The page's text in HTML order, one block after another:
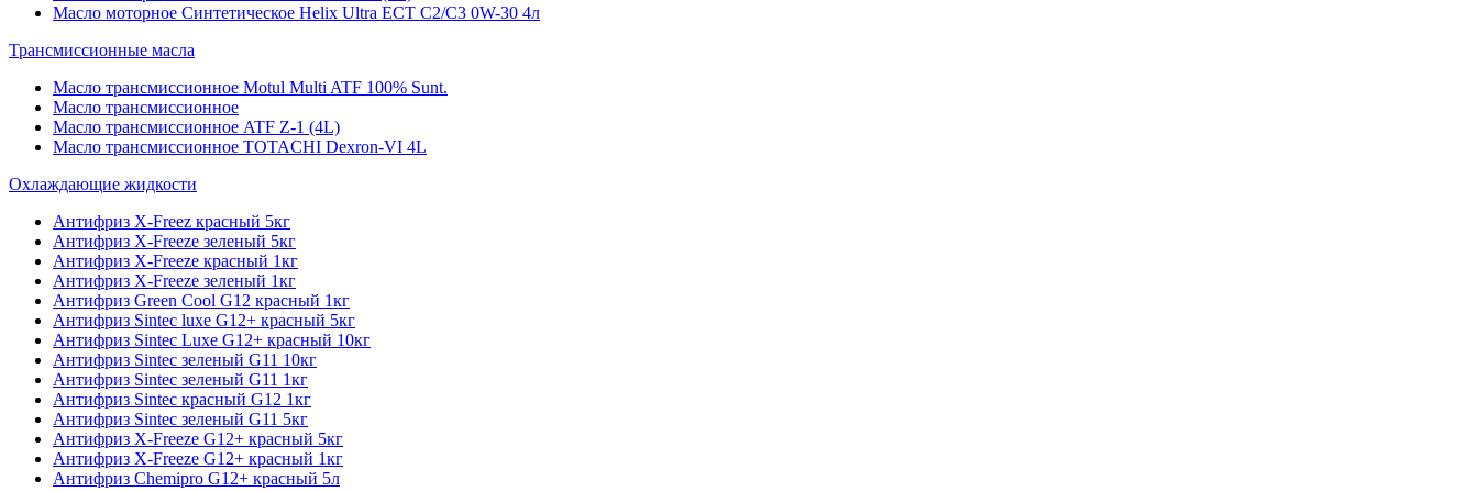
Масло моторное Синтетическое Helix Ultra ECT C2/C3 0W-30 4л
Трансмиссионные масла
Масло трансмиссионное Motul Multi ATF 100% Sunt.
Масло трансмиссионное
Масло трансмиссионное ATF Z-1 (4L)
Масло трансмиссионное TOTACHI Dexron-VI 4L
Охлаждающие жидкости
Антифриз X-Freez красный 5кг
Антифриз X-Freeze зеленый 5кг
Антифриз X-Freeze красный 1кг
Антифриз X-Freeze зеленый 1кг
Антифриз Green Cool G12 красный 1кг
Антифриз Sintec luxe G12+ красный 5кг
Антифриз Sintec Luxe G12+ красный 10кг
Антифриз Sintec зеленый G11 10кг
Антифриз Sintec зеленый G11 1кг
Антифриз Sintec красный G12 1кг
Антифриз Sintec зеленый G11 5кг
Антифриз X-Freeze G12+ красный 5кг
Антифриз X-Freeze G12+ красный 1кг
Антифриз Chemipro G12+ красный 5л